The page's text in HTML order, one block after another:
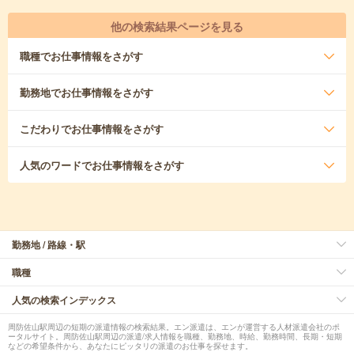
他の検索結果ページを見る
職種でお仕事情報をさがす
勤務地でお仕事情報をさがす
こだわりでお仕事情報をさがす
人気のワードでお仕事情報をさがす
勤務地 / 路線・駅
職種
人気の検索インデックス
周防佐山駅周辺の短期の派遣情報の検索結果。エン派遣は、エンが運営する人材派遣会社のポ
ータルサイト。周防佐山駅周辺の派遣/求人情報を職種、勤務地、時給、勤務時間、長期・短期
などの希望条件から、あなたにピッタリの派遣のお仕事を探せます。